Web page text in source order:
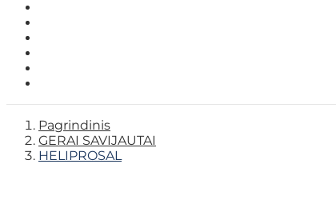
Pagrindinis
GERAI SAVIJAUTAI
HELIPROSAL